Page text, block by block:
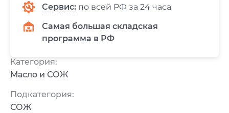
Сервис: по всей РФ за 24 часа
Самая большая складская
программа в РФ
Категория:
Масло и СОЖ
Подкатегория:
СОЖ